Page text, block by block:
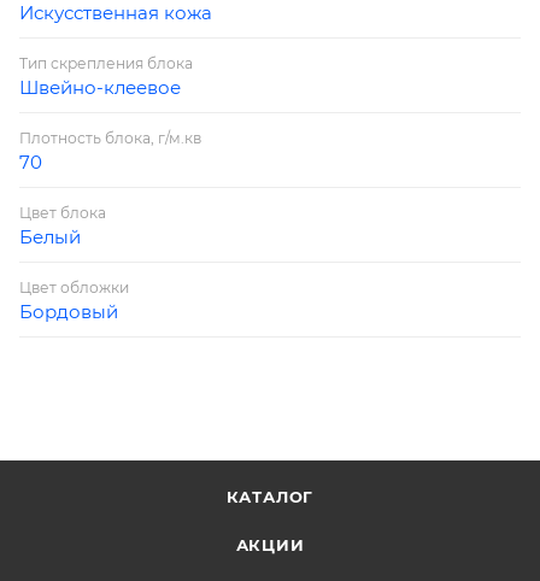
Искусственная кожа
Тип скрепления блока
Швейно-клеевое
Плотность блока, г/м.кв
70
Цвет блока
Белый
Цвет обложки
Бордовый
КАТАЛОГ
АКЦИИ